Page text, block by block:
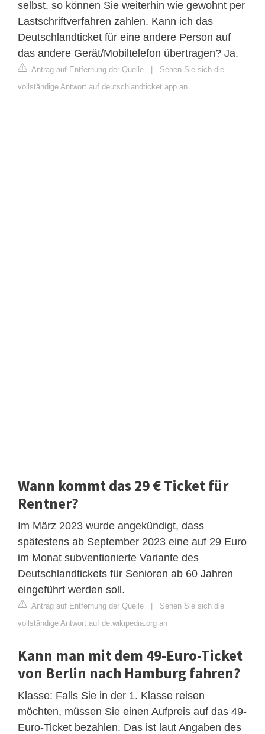
selbst, so können Sie weiterhin wie gewohnt per
Lastschriftverfahren zahlen. Kann ich das
Deutschlandticket für eine andere Person auf
das andere Gerät/Mobiltelefon übertragen? Ja.
Antrag auf Entfernung der Quelle | Sehen Sie sich die
vollständige Antwort auf deutschlandticket.app an
Wann kommt das 29 € Ticket für
Rentner?
Im März 2023 wurde angekündigt, dass
spätestens ab September 2023 eine auf 29 Euro
im Monat subventionierte Variante des
Deutschlandtickets für Senioren ab 60 Jahren
eingeführt werden soll.
Antrag auf Entfernung der Quelle | Sehen Sie sich die
vollständige Antwort auf de.wikipedia.org an
Kann man mit dem 49-Euro-Ticket
von Berlin nach Hamburg fahren?
Klasse: Falls Sie in der 1. Klasse reisen
möchten, müssen Sie einen Aufpreis auf das 49-
Euro-Ticket bezahlen. Das ist laut Angaben des